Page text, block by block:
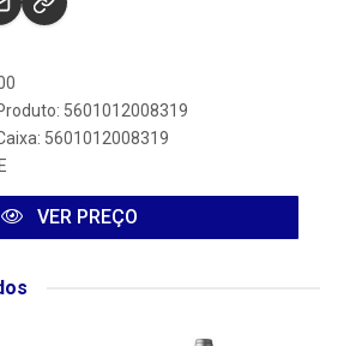
5601012008319
5601012008319
VER PREÇO